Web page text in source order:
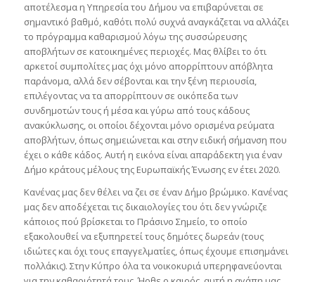
αποτέλεσμα η Υπηρεσία του Δήμου να επιβαρύνεται σε
σημαντικό βαθμό, καθότι πολύ συχνά αναγκάζεται να αλλάζει
το πρόγραμμα καθαρισμού λόγω της συσσώρευσης
αποβλήτων σε κατοικημένες περιοχές. Μας θλίβει το ότι
αρκετοί συμπολίτες μας όχι μόνο απορρίπτουν απόβλητα
παράνομα, αλλά δεν σέβονται και την ξένη περιουσία,
επιλέγοντας να τα απορρίπτουν σε οικόπεδα των
συνδημοτών τους ή μέσα και γύρω από τους κάδους
ανακύκλωσης, οι οποίοι δέχονται μόνο ορισμένα ρεύματα
αποβλήτων, όπως σημειώνεται και στην ειδική σήμανση που
έχει ο κάθε κάδος. Αυτή η εικόνα είναι απαράδεκτη για έναν
Δήμο κράτους μέλους της Ευρωπαϊκής Ένωσης εν έτει 2020.
Κανένας μας δεν θέλει να ζει σε έναν Δήμο βρώμικο. Κανένας
μας δεν αποδέχεται τις δικαιολογίες του ότι δεν γνώριζε
κάποιος πού βρίσκεται το Πράσινο Σημείο, το οποίο
εξακολουθεί να εξυπηρετεί τους δημότες δωρεάν (τους
ιδιώτες και όχι τους επαγγελματίες, όπως έχουμε επισημάνει
πολλάκις). Στην Κύπρο όλα τα νοικοκυριά υπερηφανεύονται